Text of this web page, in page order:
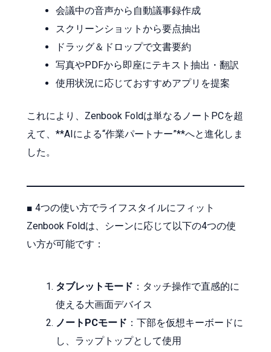
会議中の音声から自動議事録作成
スクリーンショットから要点抽出
ドラッグ＆ドロップで文書要約
写真やPDFから即座にテキスト抽出・翻訳
使用状況に応じておすすめアプリを提案
これにより、Zenbook Foldは単なるノートPCを超
えて、**AIによる“作業パートナー”**へと進化しま
した。
■ 4つの使い方でライフスタイルにフィット
Zenbook Foldは、シーンに応じて以下の4つの使
い方が可能です：
タブレットモード ：タッチ操作で直感的に
使える大画面デバイス
ノートPCモード ：下部を仮想キーボードに
し、ラップトップとして使用